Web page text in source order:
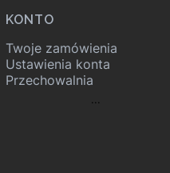
KONTO
Twoje zamówienia
Ustawienia konta
Przechowalnia